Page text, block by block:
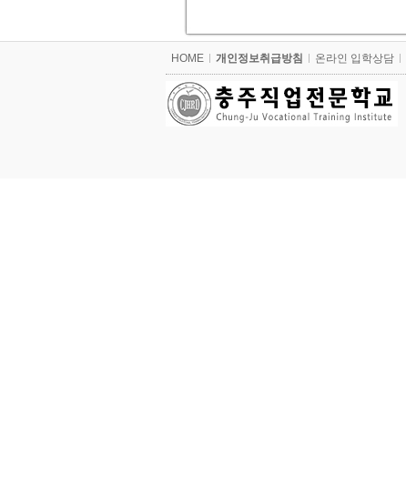
HOME 개인정보취급방침 온라인 입학상담
이
트